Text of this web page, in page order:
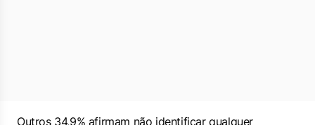
Outros 34,9% afirmam não identificar qualquer